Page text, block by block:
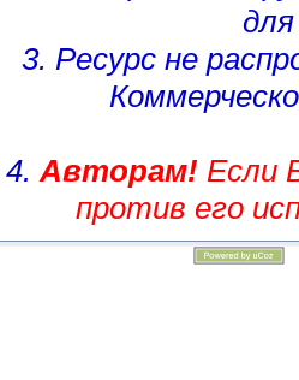
3. Ресурс не
4. Авторам!Если
против его